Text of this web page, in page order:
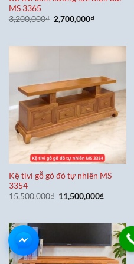
MS 3365
3,200,000₫ Giá
gốc
2,700,000₫Giá
2,700,000₫.
Kệ tivi gỗ gõ đỏ tự nhiên MS
3354
15,500,000₫ Giá
gốc
11,500,000₫Giá